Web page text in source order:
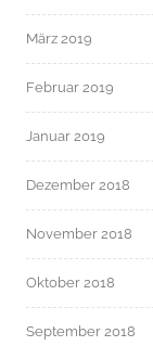
März 2019
Februar 2019
Januar 2019
Dezember 2018
November 2018
Oktober 2018
September 2018